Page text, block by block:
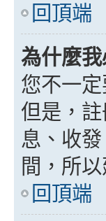
回頂端
為什麼我
您不一
但是，
息、收
間，所
回頂端